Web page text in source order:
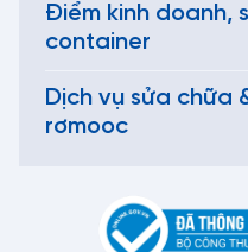
Điểm kinh doanh,
container
Dịch vụ sửa chữa
rơmooc